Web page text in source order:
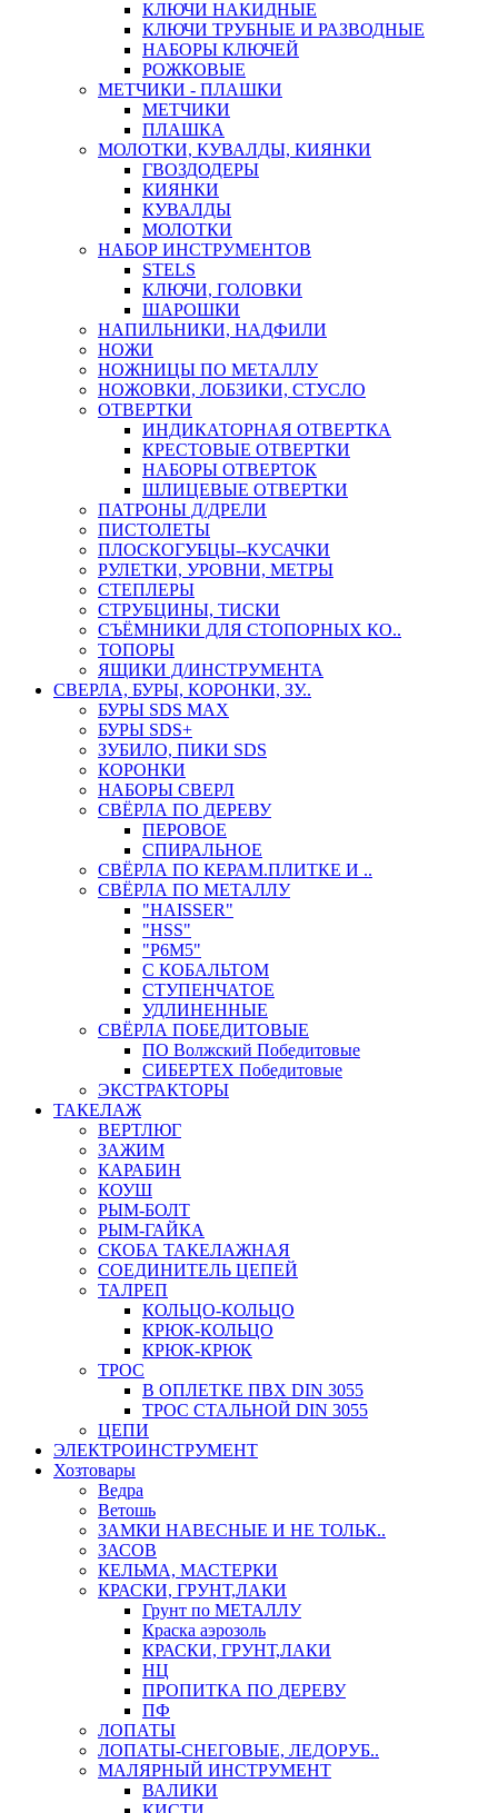
КЛЮЧИ НАКИДНЫЕ
КЛЮЧИ ТРУБНЫЕ И РАЗВОДНЫЕ
НАБОРЫ КЛЮЧЕЙ
РОЖКОВЫЕ
МЕТЧИКИ - ПЛАШКИ
МЕТЧИКИ
ПЛАШКА
МОЛОТКИ, КУВАЛДЫ, КИЯНКИ
ГВОЗДОДЕРЫ
КИЯНКИ
КУВАЛДЫ
МОЛОТКИ
НАБОР ИНСТРУМЕНТОВ
STELS
КЛЮЧИ, ГОЛОВКИ
ШАРОШКИ
НАПИЛЬНИКИ, НАДФИЛИ
НОЖИ
НОЖНИЦЫ ПО МЕТАЛЛУ
НОЖОВКИ, ЛОБЗИКИ, СТУСЛО
ОТВЕРТКИ
ИНДИКАТОРНАЯ ОТВЕРТКА
КРЕСТОВЫЕ ОТВЕРТКИ
НАБОРЫ ОТВЕРТОК
ШЛИЦЕВЫЕ ОТВЕРТКИ
ПАТРОНЫ Д/ДРЕЛИ
ПИСТОЛЕТЫ
ПЛОСКОГУБЦЫ--КУСАЧКИ
РУЛЕТКИ, УРОВНИ, МЕТРЫ
СТЕПЛЕРЫ
СТРУБЦИНЫ, ТИСКИ
СЪЁМНИКИ ДЛЯ СТОПОРНЫХ КО..
ТОПОРЫ
ЯЩИКИ Д/ИНСТРУМЕНТА
СВЕРЛА, БУРЫ, КОРОНКИ, ЗУ..
БУРЫ SDS MAX
БУРЫ SDS+
ЗУБИЛО, ПИКИ SDS
КОРОНКИ
НАБОРЫ СВЕРЛ
СВЁРЛА ПО ДЕРЕВУ
ПЕРОВОЕ
СПИРАЛЬНОЕ
СВЁРЛА ПО КЕРАМ.ПЛИТКЕ И ..
СВЁРЛА ПО МЕТАЛЛУ
"HAISSER"
"HSS"
"Р6М5"
С КОБАЛЬТОМ
СТУПЕНЧАТОЕ
УДЛИНЕННЫЕ
СВЁРЛА ПОБЕДИТОВЫЕ
ПО Волжский Победитовые
СИБЕРТЕХ Победитовые
ЭКСТРАКТОРЫ
ТАКЕЛАЖ
ВЕРТЛЮГ
ЗАЖИМ
КАРАБИН
КОУШ
РЫМ-БОЛТ
РЫМ-ГАЙКА
СКОБА ТАКЕЛАЖНАЯ
СОЕДИНИТЕЛЬ ЦЕПЕЙ
ТАЛРЕП
КОЛЬЦО-КОЛЬЦО
КРЮК-КОЛЬЦО
КРЮК-КРЮК
ТРОС
В ОПЛЕТКЕ ПВХ DIN 3055
ТРОС СТАЛЬНОЙ DIN 3055
ЦЕПИ
ЭЛЕКТРОИНСТРУМЕНТ
Хозтовары
Ведра
Ветошь
ЗАМКИ НАВЕСНЫЕ И НЕ ТОЛЬК..
ЗАСОВ
КЕЛЬМА, МАСТЕРКИ
КРАСКИ, ГРУНТ,ЛАКИ
Грунт по МЕТАЛЛУ
Краска аэрозоль
КРАСКИ, ГРУНТ,ЛАКИ
НЦ
ПРОПИТКА ПО ДЕРЕВУ
ПФ
ЛОПАТЫ
ЛОПАТЫ-СНЕГОВЫЕ, ЛЕДОРУБ..
МАЛЯРНЫЙ ИНСТРУМЕНТ
ВАЛИКИ